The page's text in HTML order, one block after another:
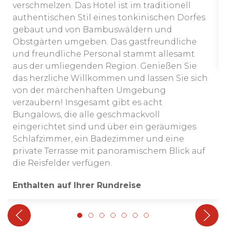
verschmelzen. Das Hotel ist im traditionell
authentischen Stil eines tonkinischen Dorfes
gebaut und von Bambuswäldern und
Obstgärten umgeben. Das gastfreundliche
und freundliche Personal stammt allesamt
aus der umliegenden Region. Genießen Sie
das herzliche Willkommen und lassen Sie sich
von der märchenhaften Umgebung
verzaubern! Insgesamt gibt es acht
Bungalows, die alle geschmackvoll
eingerichtet sind und über ein geräumiges
Schlafzimmer, ein Badezimmer und eine
private Terrasse mit panoramischem Blick auf
die Reisfelder verfügen.
Enthalten auf Ihrer Rundreise